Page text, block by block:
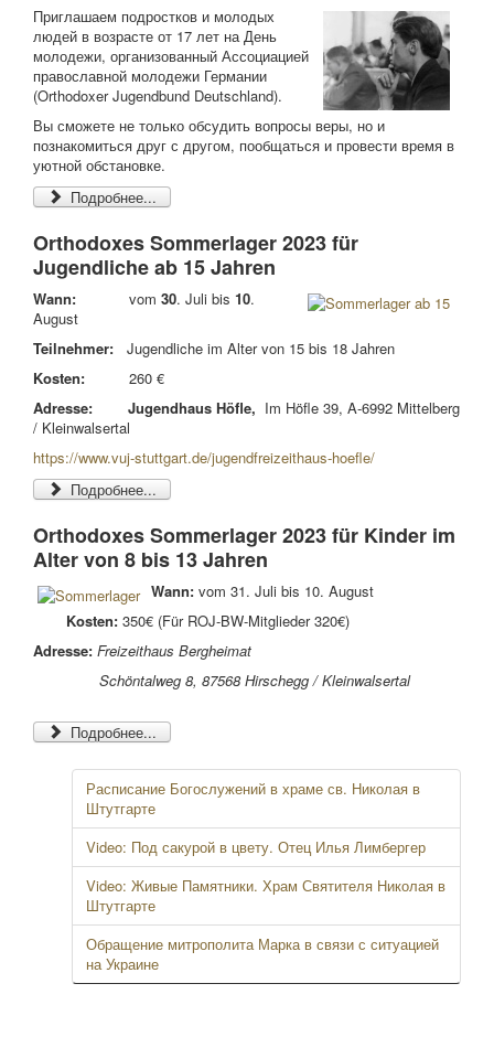
Приглашаем подростков и молодых
людей в возрасте от 17 лет на День
молодежи, организованный Ассоциацией
православной молодежи Германии
(Orthodoxer Jugendbund Deutschland).
Вы сможете не только обсудить вопросы веры, но и
познакомиться друг с другом, пообщаться и провести время в
уютной обстановке.
Подробнее...
Orthodoxes Sommerlager 2023 für
Jugendliche ab 15 Jahren
Wann: vom 30. Juli bis 10.
August
Teilnehmer:
Jugendliche im Alter von 15 bis 18 Jahren
Kosten: 260 €
Adresse:
Jugendhaus Höfle, Im Höfle 39, A-6992 Mittelberg
/ Kleinwalsertal
https://www.vuj-stuttgart.de/jugendfreizeithaus-hoefle/
Подробнее...
Orthodoxes Sommerlager 2023 für Kinder im
Alter von 8 bis 13 Jahren
Wann: vom 31. Juli bis 10. August
Kosten: 350€ (Für ROJ-BW-Mitglieder 320€)
Adresse: Freizeithaus Bergheimat
Schöntalweg 8, 87568 Hirschegg / Kleinwalsertal
Подробнее...
Расписание Богослужений в храме св. Николая в
Штутгарте
Video: Под сакурой в цвету. Отец Илья Лимбергер
Video: Живые Памятники. Храм Святителя Николая в
Штутгарте
Обращение митрополита Марка в связи с ситуацией
на Украине